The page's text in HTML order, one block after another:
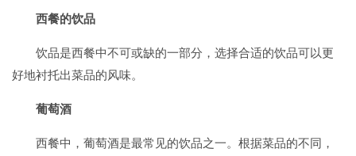
西餐的饮品
饮品是西餐中不可或缺的一部分，选择合适的饮品可以更
好地衬托出菜品的风味。
葡萄酒
西餐中，葡萄酒是最常见的饮品之一。根据菜品的不同，